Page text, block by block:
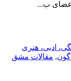
ب...
ادبی، هنری
, مقالات مشق